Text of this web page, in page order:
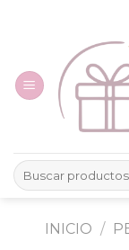
Buscar
por:
INICIO /